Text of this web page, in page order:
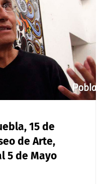
15 de
de Arte,
5 de Mayo